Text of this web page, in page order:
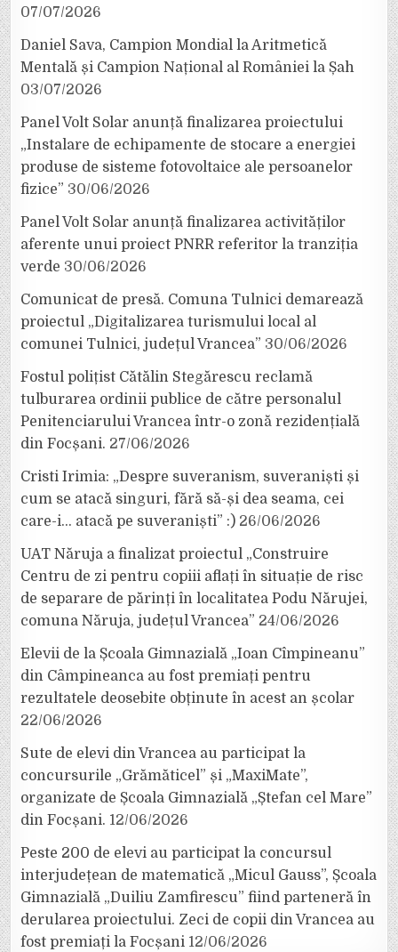
07/07/2026
Daniel Sava, Campion Mondial la Aritmetică
Mentală și Campion Național al României la Șah
03/07/2026
Panel Volt Solar anunță finalizarea proiectului
„Instalare de echipamente de stocare a energiei
produse de sisteme fotovoltaice ale persoanelor
fizice” 30/06/2026
Panel Volt Solar anunță finalizarea activităților
aferente unui proiect PNRR referitor la tranziția
verde 30/06/2026
Comunicat de presă. Comuna Tulnici demarează
proiectul „Digitalizarea turismului local al
comunei Tulnici, județul Vrancea” 30/06/2026
Fostul polițist Cătălin Stegărescu reclamă
tulburarea ordinii publice de către personalul
Penitenciarului Vrancea într-o zonă rezidențială
din Focșani. 27/06/2026
Cristi Irimia: „Despre suveranism, suveraniști și
cum se atacă singuri, fără să-și dea seama, cei
care-i… atacă pe suveraniști” :) 26/06/2026
UAT Năruja a finalizat proiectul „Construire
Centru de zi pentru copiii aflați în situație de risc
de separare de părinți în localitatea Podu Nărujei,
comuna Năruja, județul Vrancea” 24/06/2026
Elevii de la Școala Gimnazială „Ioan Cîmpineanu”
din Câmpineanca au fost premiați pentru
rezultatele deosebite obținute în acest an școlar
22/06/2026
Sute de elevi din Vrancea au participat la
concursurile „Grămăticel” și „MaxiMate”,
organizate de Școala Gimnazială „Ștefan cel Mare”
din Focșani. 12/06/2026
Peste 200 de elevi au participat la concursul
interjudețean de matematică „Micul Gauss”, Școala
Gimnazială „Duiliu Zamfirescu” fiind parteneră în
derularea proiectului. Zeci de copii din Vrancea au
fost premiați la Focșani 12/06/2026